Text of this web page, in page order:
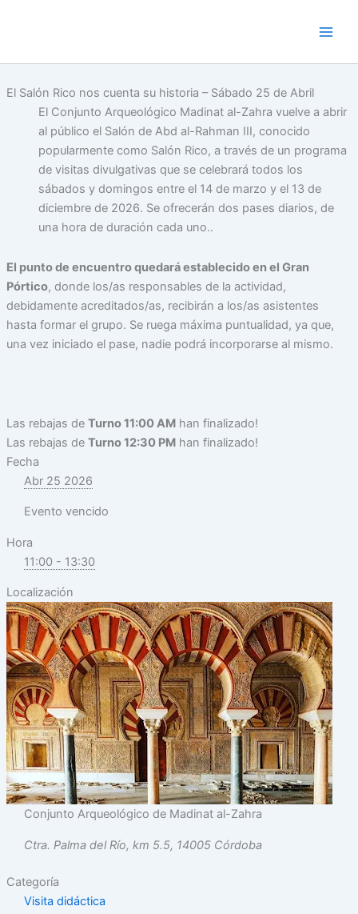
El Salón Rico nos cuenta su historia – Sábado 25 de Abril
El Conjunto Arqueológico Madinat al-Zahra vuelve a abrir
al público el Salón de Abd al-Rahman III, conocido
popularmente como Salón Rico, a través de un programa
de visitas divulgativas que se celebrará todos los
sábados y domingos entre el 14 de marzo y el 13 de
diciembre de 2026. Se ofrecerán dos pases diarios, de
una hora de duración cada uno..
El punto de encuentro quedará establecido en el Gran
Pórtico, donde los/as responsables de la actividad,
debidamente acreditados/as, recibirán a los/as asistentes
hasta formar el grupo. Se ruega máxima puntualidad, ya que,
una vez iniciado el pase, nadie podrá incorporarse al mismo.
Las rebajas de Turno 11:00 AMhan finalizado!
Las rebajas de Turno 12:30 PMhan finalizado!
Fecha
Abr 25 2026
Evento vencido
Hora
11:00 - 13:30
Localización
Conjunto Arqueológico de Madinat al-Zahra
Ctra. Palma del Río, km 5.5, 14005 Córdoba
Categoría
Visita didáctica